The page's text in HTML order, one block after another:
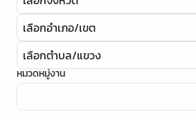
เลือกอำเภอ/เขต
เลือกตำบล/แขวง
หมวดหมู่งาน